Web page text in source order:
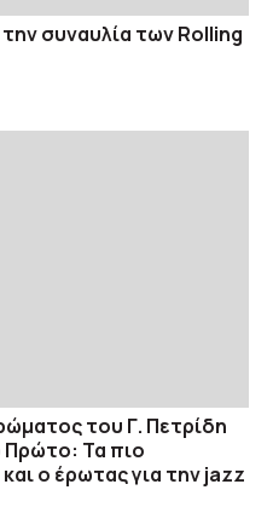
συναυλία των Rolling
του Γ. Πετρίδη
Πρώτο: Τα πιο
ο έρωτας για την jazz